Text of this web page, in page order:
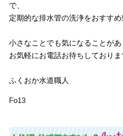
で、
定期的な排水管の洗浄をおすすめ
小さなことでも気になることがあ
お気軽にお電話お待ちしておりま
ふくおか水道職人
Fo13